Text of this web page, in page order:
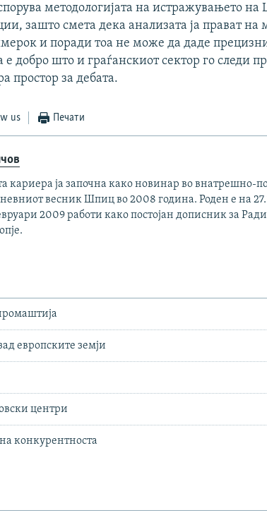
методологијата на истражувањето на
зашто смета дека анализата ја прават на
и поради тоа не може да даде
е добро што и граѓанскиот сектор го следи
простор за дебата.
us Печати
кариера ја започна како новинар во внатрешно-
весник Шпиц во 2008 година. Роден е на
2009 работи како постојан дописник за
европските земји
центри
конкурентноста